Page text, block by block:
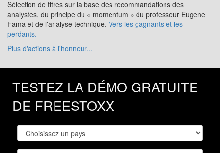
Sélection de titres sur la base des recommandations des
analystes, du principe du « momentum » du professeur Eugene
Fama et de l'analyse technique. Vers les gagnants et les
perdants.
Plus d'actions à l'honneur...
TESTEZ LA DÉMO GRATUITE
DE FREESTOXX